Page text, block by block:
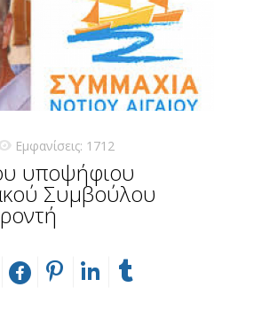
Εμφανίσεις: 1712
υποψήφιου
Συμβούλου